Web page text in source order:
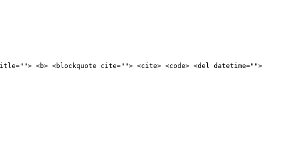
<b> <blockquote cite=""> <cite> <code> <del datetime="">